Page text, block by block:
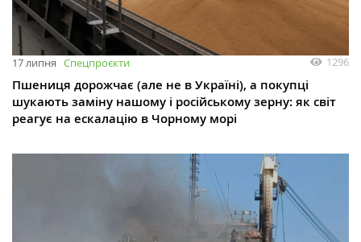
17 липня Спецпроєкти 1296
Пшениця дорожчає (але не в Україні), а покупці
шукають заміну нашому і російському зерну: як світ
реагує на ескалацію в Чорному морі